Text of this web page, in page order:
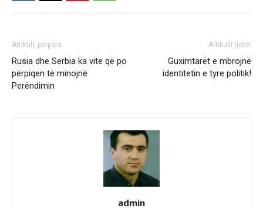
Artikulli përpara
Rusia dhe Serbia ka vite që po
përpiqen të minojnë
Perëndimin
Artikulli tjetër
Guximtarët e mbrojnë
identitetin e tyre politik!
admin